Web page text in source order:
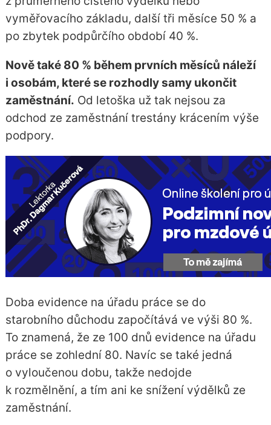
vyměřovacího základu, další tři měsíce 50 % a
po zbytek podpůrčího období 40 %.
Nově také 80 % během prvních měsíců náleží
i osobám, které se rozhodly samy ukončit
zaměstnání. Od letoška už tak nejsou za
odchod ze zaměstnání trestány krácením výše
podpory.
Doba evidence na úřadu práce se do
starobního důchodu započítává ve výši 80 %.
To znamená, že ze 100 dnů evidence na úřadu
práce se zohlední 80. Navíc se také jedná
o vyloučenou dobu, takže nedojde
k rozmělnění, a tím ani ke snížení výdělků ze
zaměstnání.